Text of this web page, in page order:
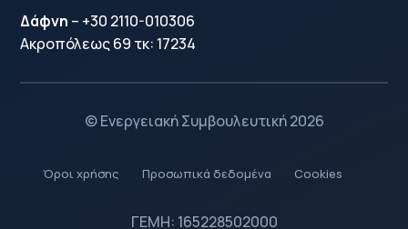
Δάφνη – +30 2110-010306
Ακροπόλεως 69 τκ: 17234
© Ενεργειακή Συμβουλευτική 2026
Όροι χρήσης Προσωπικά δεδομένα Cookies
ΓΕΜΗ: 165228502000